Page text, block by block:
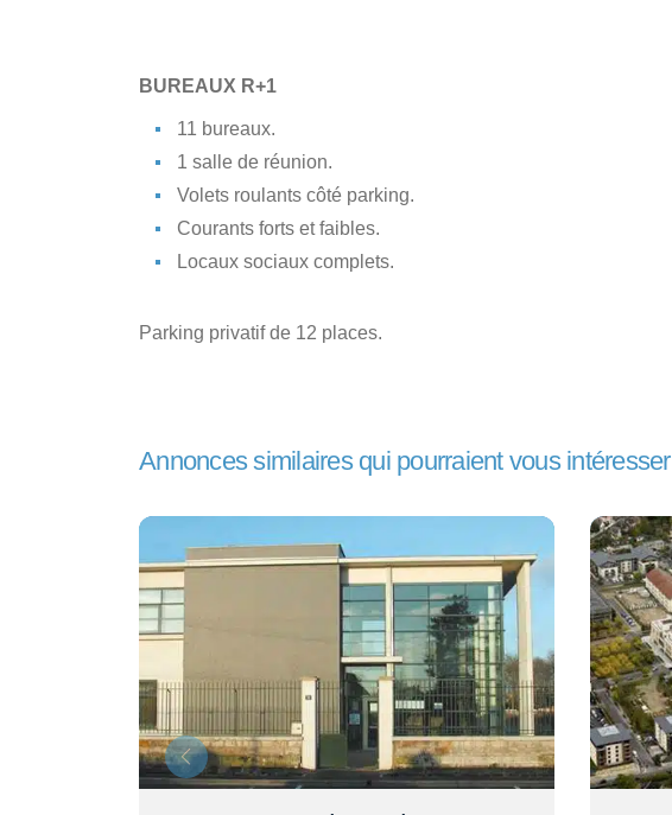
BUREAUX R+1
11 bureaux.
1 salle de réunion.
Volets roulants côté parking.
Courants forts et faibles.
Locaux sociaux complets.
Parking privatif de 12 places.
Annonces similaires qui pourraient vous intéresser